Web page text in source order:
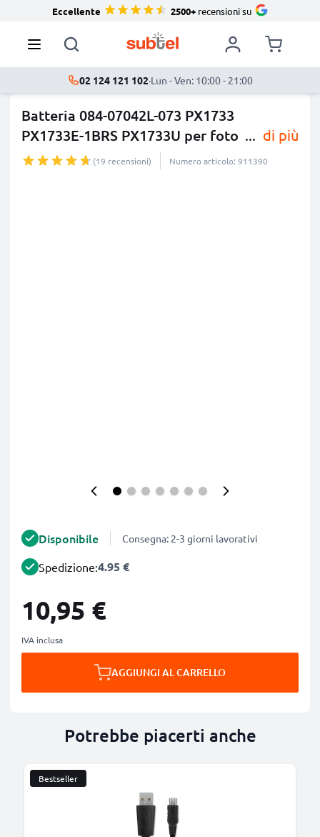
Eccellente 2500+recensioni su
02 124 121 102·Lun - Ven: 10:00 - 21:00
Batteria 084-07042L-073 PX1733
PX1733E-1BRS PX1733U per foto ... di più
(19 recensioni) Numero articolo: 911390
Disponibile Consegna: 2-3 giorni lavorativi
Spedizione:4.95 €
10,95 €
IVA inclusa
AGGIUNGI AL CARRELLO
Potrebbe piacerti anche
Bestseller